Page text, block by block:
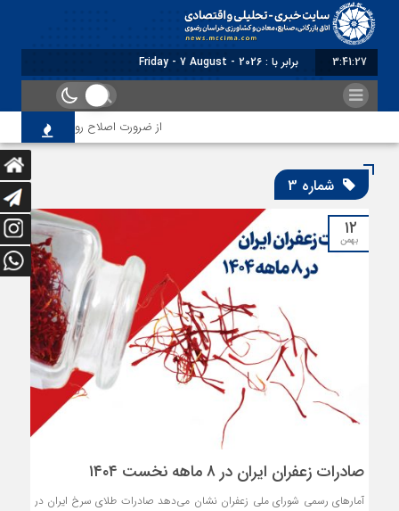
3:41:29 برابر با : Friday - 7 August - 2026
از ضرورت اصلاح رویه‌های بازرسی تا لزوم
شماره 3
۱۲
بهمن
صادرات زعفران ایران در ۸ ماهه نخست ۱۴۰۴
آمارهای رسمی شورای ملی زعفران نشان می‌دهد صادرات طلای سرخ ایران در